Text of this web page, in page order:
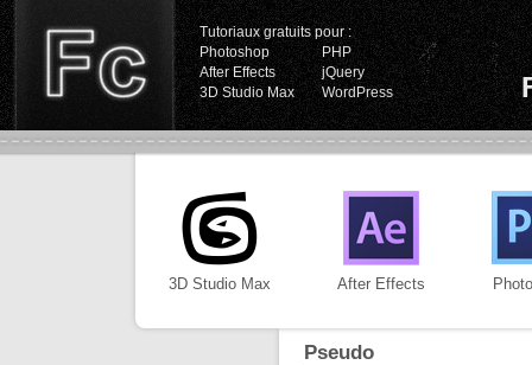
Tutoriaux gratuits pour :
Photoshop
PHP
After Effects
jQuery
3D Studio Max
WordPress
3D Studio Max After Effects
Pseudo